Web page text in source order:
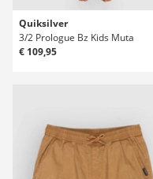
Quiksilver
3/2 Prologue Bz Kids Muta
€ 109,95